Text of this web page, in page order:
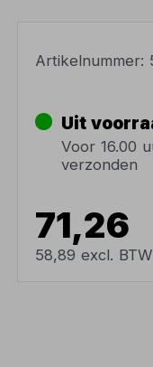
Artikelnummer:
Uit
Voor 16.00
verzonden
71,26
58,89 excl. BTW